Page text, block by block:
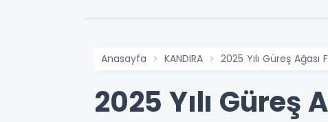
Anasayfa KANDIRA 2025 Yılı Güreş Ağası
2025 Yılı Güreş